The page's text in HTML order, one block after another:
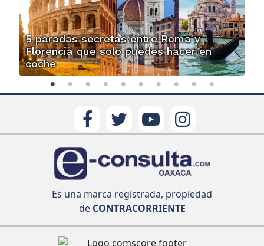
5 paradas secretas entre Roma y
Florencia que solo puedes hacer en
coche
Es una marca registrada, propiedad
deCONTRACORRIENTE